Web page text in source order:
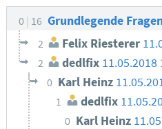
0 16 Grundlegende
2 Felix Riesterer
2 dedlfix 11.05.2018
0 Karl Heinz
1 dedlfix
0 Karl Heinz